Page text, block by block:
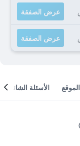
عرض الصفقة
عرض الصفقة
الموقع الأسئلة الشائعة